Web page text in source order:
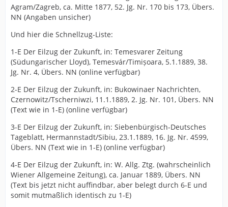
Agram/Zagreb, ca. Mitte 1877, 52. Jg. Nr. 170 bis 173, Übers.
NN (Angaben unsicher)
Und hier die Schnellzug-Liste:
1-E Der Eilzug der Zukunft, in: Temesvarer Zeitung
(Südungarischer Lloyd), Temesvár/Timișoara, 5.1.1889, 38.
Jg. Nr. 4, Übers. NN (online verfügbar)
2-E Der Eilzug der Zukunft, in: Bukowinaer Nachrichten,
Czernowitz/Tscherniwzi, 11.1.1889, 2. Jg. Nr. 101, Übers. NN
(Text wie in 1-E) (online verfügbar)
3-E Der Eilzug der Zukunft, in: Siebenbürgisch-Deutsches
Tageblatt, Hermannstadt/Sibiu, 23.1.1889, 16. Jg. Nr. 4599,
Übers. NN (Text wie in 1-E) (online verfügbar)
4-E Der Eilzug der Zukunft, in: W. Allg. Ztg. (wahrscheinlich
Wiener Allgemeine Zeitung), ca. Januar 1889, Übers. NN
(Text bis jetzt nicht auffindbar, aber belegt durch 6-E und
somit mutmaßlich identisch zu 1-E)